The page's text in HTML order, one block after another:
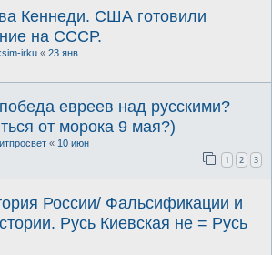
Кеннеди. США готовили
на СССР.
irku « 23 янв
евреев над русскими?
от морока 9 мая?)
« 10 июн
1 2 3
России/ Фальсификации и
Русь Киевская не = Русь